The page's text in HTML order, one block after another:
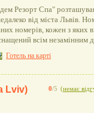
Резорт Спа"
від міста Львів.
номерів, кожен з яких
всім незамінним
Готель на карті
0/5 (немає
Lviv)